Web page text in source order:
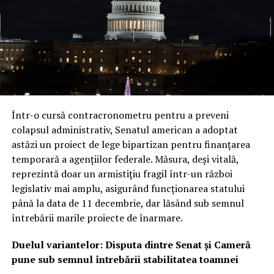
Într-o cursă contracronometru pentru a preveni
colapsul administrativ, Senatul american a adoptat
astăzi un proiect de lege bipartizan pentru finanțarea
temporară a agențiilor federale. Măsura, deși vitală,
reprezintă doar un armistițiu fragil într-un război
legislativ mai amplu, asigurând funcționarea statului
până la data de 11 decembrie, dar lăsând sub semnul
întrebării marile proiecte de înarmare.
Duelul variantelor: Disputa dintre Senat și Cameră
pune sub semnul întrebării stabilitatea toamnei